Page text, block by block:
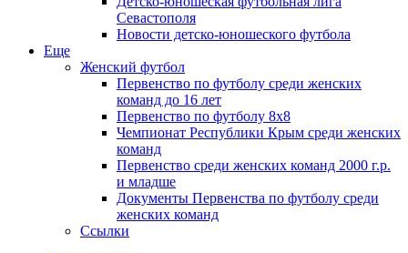
Севастополя
Новости детско-юношеского футбола
Еще
Женский футбол
Первенство по футболу среди женских
команд до 16 лет
Первенство по футболу 8х8
Чемпионат Республики Крым среди женских
команд
Первенство среди женских команд 2000 г.р.
и младше
Документы Первенства по футболу среди
женских команд
Ссылки